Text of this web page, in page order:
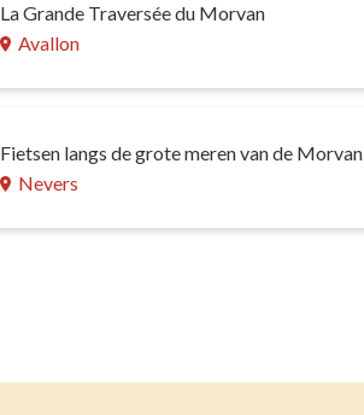
La Grande Traversée du Morvan
Avallon
Fietsen langs de grote meren van de Morvan
Nevers